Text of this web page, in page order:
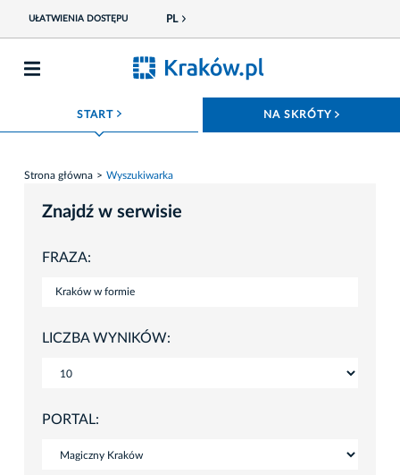
UŁATWIENIA DOSTĘPU PL
START ROZWIŃ MENU NA SKRÓTY
Strona główna Wyszukiwarka
Znajdź w serwisie
FRAZA:
LICZBA WYNIKÓW:
PORTAL: